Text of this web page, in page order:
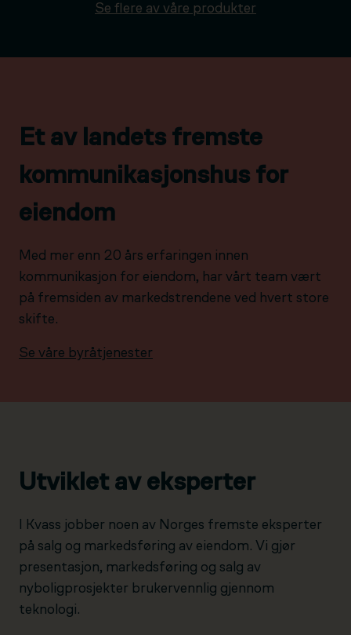
Se flere av våre produkter
Et av landets fremste
kommunikasjonshus for
eiendom
Med mer enn 20 års erfaringen innen
kommunikasjon for eiendom, har vårt team vært
på fremsiden av markedstrendene ved hvert store
skifte.
Se våre byråtjenester
Utviklet av eksperter
I Kvass jobber noen av Norges fremste eksperter
på salg og markedsføring av eiendom. Vi gjør
presentasjon, markedsføring og salg av
nyboligprosjekter brukervennlig gjennom
teknologi.